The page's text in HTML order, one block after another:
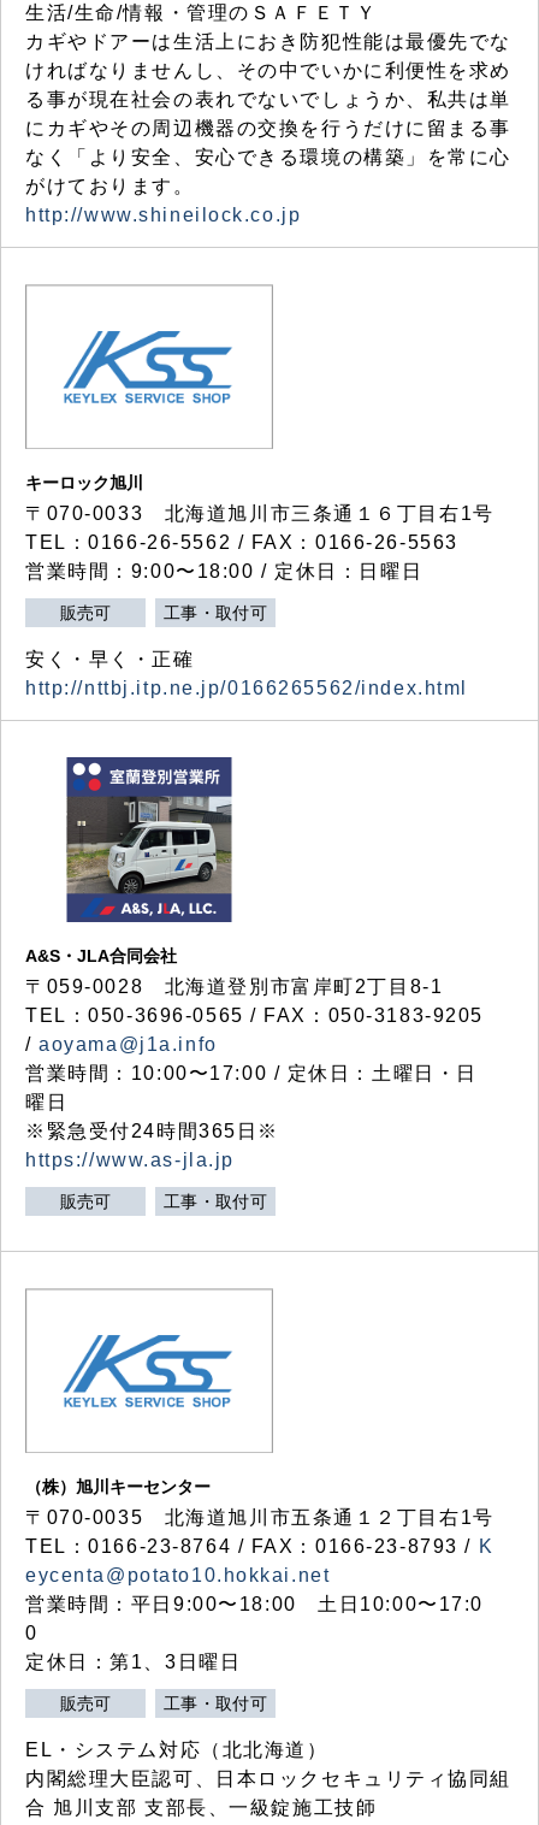
生活/生命/情報・管理のＳＡＦＥＴＹ
カギやドアーは生活上におき防犯性能は最優先でな
ければなりませんし、その中でいかに利便性を求め
る事が現在社会の表れでないでしょうか、私共は単
にカギやその周辺機器の交換を行うだけに留まる事
なく「より安全、安心できる環境の構築」を常に心
がけております。
http://www.shineilock.co.jp
キーロック旭川
〒070-0033 北海道旭川市三条通１６丁目右1号
TEL：0166-26-5562 / FAX：0166-26-5563
営業時間：9:00〜18:00 / 定休日：日曜日
販売可 工事・取付可
安く・早く・正確
http://nttbj.itp.ne.jp/0166265562/index.html
A&S・JLA合同会社
〒 059-0028 北海道登別市富岸町2丁目 8-1
TEL：050-3696-0565 / FAX：050-3183-9205
/aoyama@j1a.info
営業時間：10:00〜17:00 / 定休日：土曜日・日
曜日
※緊急受付24時間365日※
https://www.as-jla.jp
販売可 工事・取付可
（株）旭川キーセンター
〒070-0035 北海道旭川市五条通１２丁目右1号
TEL：0166-23-8764 / FAX：0166-23-8793 / K
eycenta@potato10.hokkai.net
営業時間：平日9:00〜18:00 土日10:00〜17:0
0
定休日：第1、3日曜日
販売可 工事・取付可
EL・システム対応（北北海道）
内閣総理大臣認可、日本ロックセキュリティ協同組
合 旭川支部 支部長、一級錠施工技師